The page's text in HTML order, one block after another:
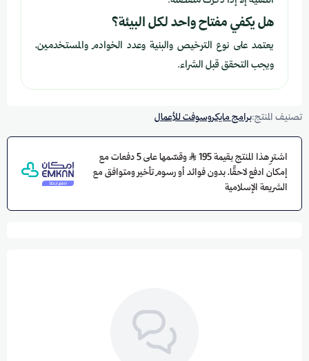
هل يكفي مفتاح واحد لكل البيئة؟
يعتمد على نوع الترخيص والبنية وعدد الخوادم والمستخدمين،
ويجب التحقق قبل الشراء.
تصنيف المنتج:برامج مايكروسوفت للأعمال
اشترِ هذا المنتج بقيمة 195
وقسّمها على 5 دفعات مع
إمكان ادفع لاحقًا، بدون فوائد أو رسوم تأخير ومتوافق مع
الشريعة الإسلامية